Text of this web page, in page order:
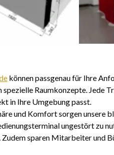
können passgenau für Ihre
Raumkonzepte. Jede
in Ihre Umgebung passt.
und Komfort sorgen unsere
ungestört zu
Zudem sparen Mitarbeiter und